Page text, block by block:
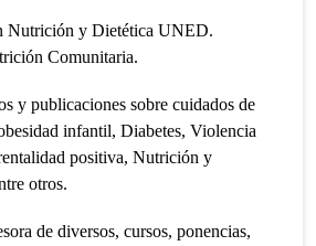
Nutrición y Dietética UNED.
Comunitaria.
y publicaciones sobre cuidados de
positiva, Nutrición y
otros.
de diversos, cursos, ponencias,